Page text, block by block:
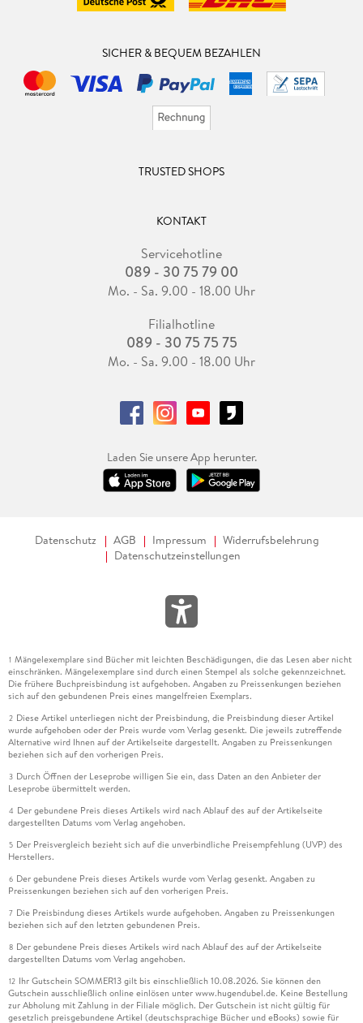
SICHER & BEQUEM BEZAHLEN
TRUSTED SHOPS
KONTAKT
Servicehotline
089 - 30 75 79 00
Mo. - Sa. 9.00 - 18.00 Uhr
Filialhotline
089 - 30 75 75 75
Mo. - Sa. 9.00 - 18.00 Uhr
Laden Sie unsere App herunter.
Datenschutz AGB Impressum
Widerrufsbelehrung
Datenschutzeinstellungen
1 Mängelexemplare sind Bücher mit leichten Beschädigungen, die das Lesen aber nicht
einschränken. Mängelexemplare sind durch einen Stempel als solche gekennzeichnet.
Die frühere Buchpreisbindung ist aufgehoben. Angaben zu Preissenkungen beziehen
sich auf den gebundenen Preis eines mangelfreien Exemplars.
2 Diese Artikel unterliegen nicht der Preisbindung, die Preisbindung dieser Artikel
wurde aufgehoben oder der Preis wurde vom Verlag gesenkt. Die jeweils zutreffende
Alternative wird Ihnen auf der Artikelseite dargestellt. Angaben zu Preissenkungen
beziehen sich auf den vorherigen Preis.
3 Durch Öffnen der Leseprobe willigen Sie ein, dass Daten an den Anbieter der
Leseprobe übermittelt werden.
4 Der gebundene Preis dieses Artikels wird nach Ablauf des auf der Artikelseite
dargestellten Datums vom Verlag angehoben.
5 Der Preisvergleich bezieht sich auf die unverbindliche Preisempfehlung (UVP) des
Herstellers.
6 Der gebundene Preis dieses Artikels wurde vom Verlag gesenkt. Angaben zu
Preissenkungen beziehen sich auf den vorherigen Preis.
7 Die Preisbindung dieses Artikels wurde aufgehoben. Angaben zu Preissenkungen
beziehen sich auf den letzten gebundenen Preis.
8 Der gebundene Preis dieses Artikels wird nach Ablauf des auf der Artikelseite
dargestellten Datums vom Verlag angehoben.
12 Ihr Gutschein SOMMER13 gilt bis einschließlich 10.08.2026. Sie können den
Gutschein ausschließlich online einlösen unter www.hugendubel.de. Keine Bestellung
zur Abholung mit Zahlung in der Filiale möglich. Der Gutschein ist nicht gültig für
gesetzlich preisgebundene Artikel (deutschsprachige Bücher und eBooks) sowie für